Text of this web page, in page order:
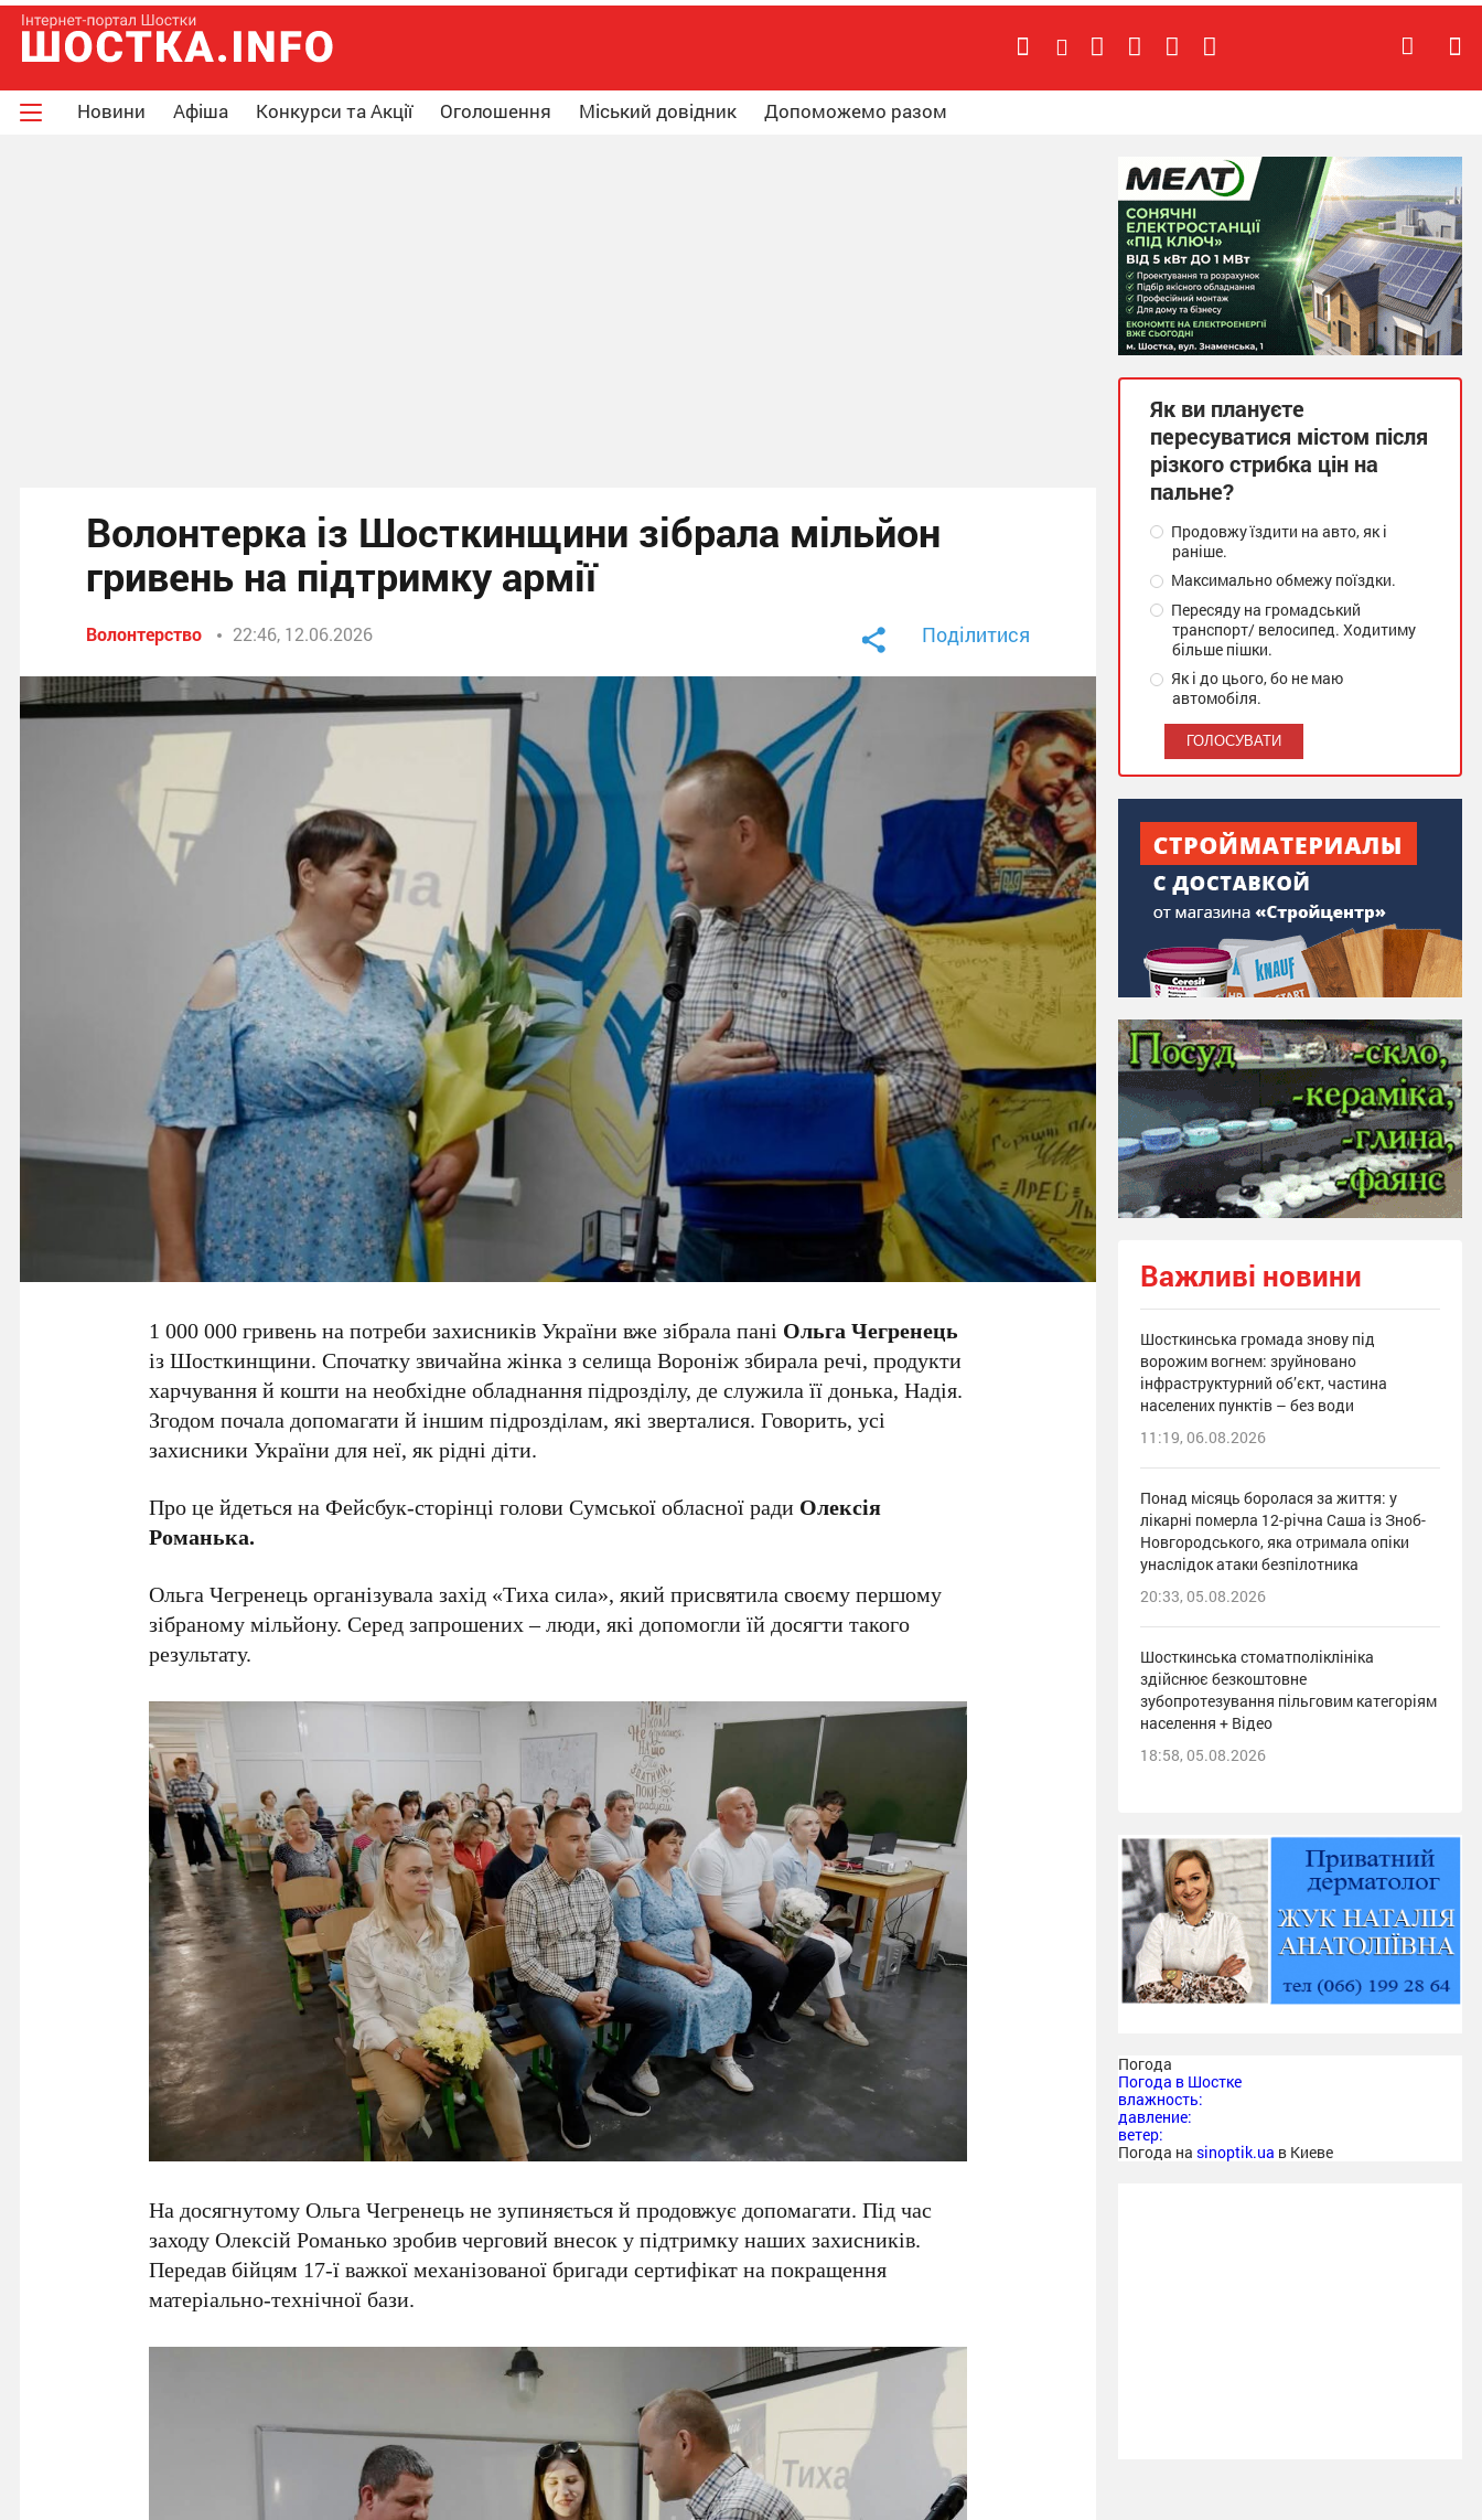
Новини Афіша Конкурси та Акції Оголошення Міський довідник Допоможемо разом
Волонтерка із Шосткинщини зібрала мільйон
гривень на підтримку армії
Волонтерство 22:46, 12.06.2026 Поділитися
1 000 000 гривень на потреби захисників України вже зібрала пані Ольга Чегренець
із Шосткинщини. Спочатку звичайна жінка з селища Вороніж збирала речі, продукти
харчування й кошти на необхідне обладнання підрозділу, де служила її донька, Надія.
Згодом почала допомагати й іншим підрозділам, які зверталися. Говорить, усі
захисники України для неї, як рідні діти.
Про це йдеться на Фейсбук-сторінці голови Сумської обласної ради Олексія
Романька.
Ольга Чегренець організувала захід «Тиха сила», який присвятила своєму першому
зібраному мільйону. Серед запрошених – люди, які допомогли їй досягти такого
результату.
На досягнутому Ольга Чегренець не зупиняється й продовжує допомагати. Під час
заходу Олексій Романько зробив черговий внесок у підтримку наших захисників.
Передав бійцям 17-ї важкої механізованої бригади сертифікат на покращення
матеріально-технічної бази.
Як ви плануєте
пересуватися містом після
різкого стрибка цін на
пальне?
Продовжу їздити на авто, як і
раніше.
Максимально обмежу поїздки.
Пересяду на громадський
транспорт/ велосипед. Ходитиму
більше пішки.
Як і до цього, бо не маю
автомобіля.
Важливі новини
Шосткинська громада знову під
ворожим вогнем: зруйновано
інфраструктурний об’єкт, частина
населених пунктів – без води
11:19, 06.08.2026
Понад місяць боролася за життя: у
лікарні померла 12-річна Саша із Зноб-
Новгородського, яка отримала опіки
унаслідок атаки безпілотника
20:33, 05.08.2026
Шосткинська стоматполіклініка
здійснює безкоштовне
зубопротезування пільговим категоріям
населення + Відео
18:58, 05.08.2026
Погода
Погода в Шостке
влажность:
давление:
ветер:
Погода на sinoptik.ua в Киеве